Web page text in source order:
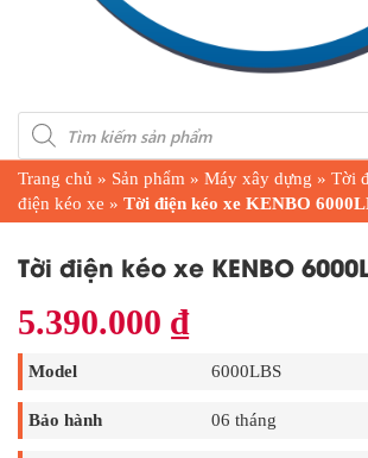
Products
search
Trang chủ » Sản phẩm » Máy xây dựng » Tời
điện kéo xe » Tời điện kéo xe KENBO
Tời điện kéo xe KENBO
5.390.000 ₫
Model 6000LBS
Bảo hành 06 tháng